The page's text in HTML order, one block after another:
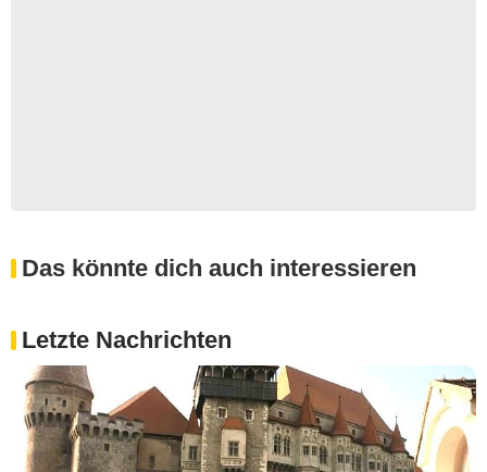
Das könnte dich auch interessieren
Letzte Nachrichten